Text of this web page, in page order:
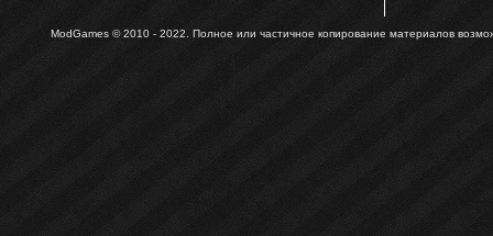
ModGames © 2010 - 2022.Полное или частичное копирование материалов